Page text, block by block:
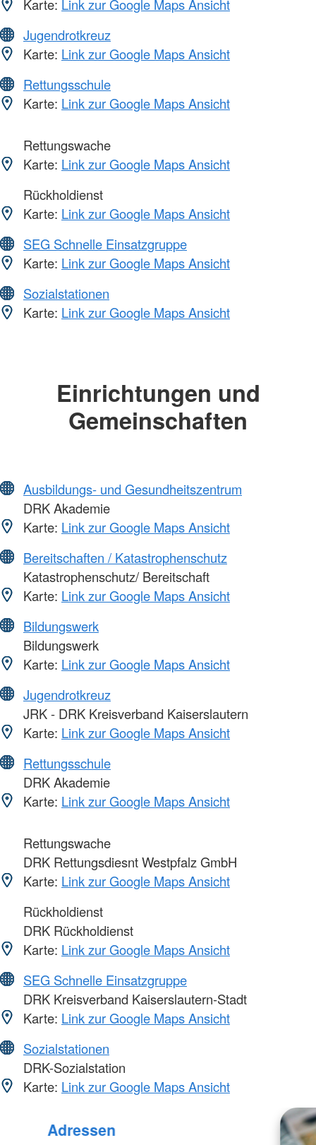
Karte: Link zur Google Maps Ansicht
Jugendrotkreuz
Karte: Link zur Google Maps Ansicht
Rettungsschule
Karte: Link zur Google Maps Ansicht
Rettungswache
Karte: Link zur Google Maps Ansicht
Rückholdienst
Karte: Link zur Google Maps Ansicht
SEG Schnelle Einsatzgruppe
Karte: Link zur Google Maps Ansicht
Sozialstationen
Karte: Link zur Google Maps Ansicht
Einrichtungen und
Gemeinschaften
Ausbildungs- und Gesundheitszentrum
DRK Akademie
Karte: Link zur Google Maps Ansicht
Bereitschaften / Katastrophenschutz
Katastrophenschutz/ Bereitschaft
Karte: Link zur Google Maps Ansicht
Bildungswerk
Bildungswerk
Karte: Link zur Google Maps Ansicht
Jugendrotkreuz
JRK - DRK Kreisverband Kaiserslautern
Karte: Link zur Google Maps Ansicht
Rettungsschule
DRK Akademie
Karte: Link zur Google Maps Ansicht
Rettungswache
DRK Rettungsdiesnt Westpfalz GmbH
Karte: Link zur Google Maps Ansicht
Rückholdienst
DRK Rückholdienst
Karte: Link zur Google Maps Ansicht
SEG Schnelle Einsatzgruppe
DRK Kreisverband Kaiserslautern-Stadt
Karte: Link zur Google Maps Ansicht
Sozialstationen
DRK-Sozialstation
Karte: Link zur Google Maps Ansicht
Adressen